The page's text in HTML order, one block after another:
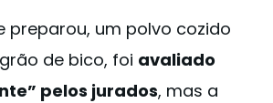
preparou, um polvo cozido
de bico, foi avaliado
pelos jurados, mas a